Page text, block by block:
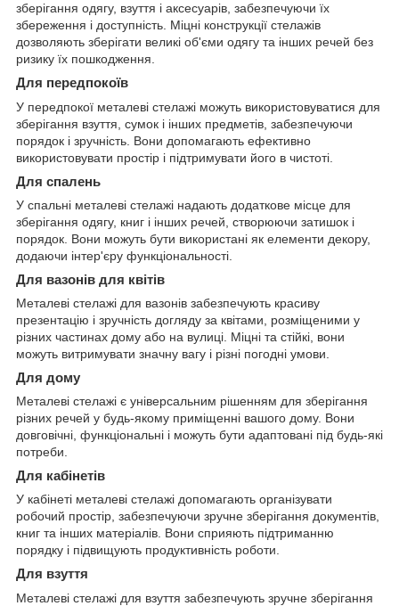
зберігання одягу, взуття і аксесуарів, забезпечуючи їх
збереження і доступність. Міцні конструкції стелажів
дозволяють зберігати великі об'єми одягу та інших речей без
ризику їх пошкодження.
Для передпокоїв
У передпокої металеві стелажі можуть використовуватися для
зберігання взуття, сумок і інших предметів, забезпечуючи
порядок і зручність. Вони допомагають ефективно
використовувати простір і підтримувати його в чистоті.
Для спалень
У спальні металеві стелажі надають додаткове місце для
зберігання одягу, книг і інших речей, створюючи затишок і
порядок. Вони можуть бути використані як елементи декору,
додаючи інтер'єру функціональності.
Для вазонів для квітів
Металеві стелажі для вазонів забезпечують красиву
презентацію і зручність догляду за квітами, розміщеними у
різних частинах дому або на вулиці. Міцні та стійкі, вони
можуть витримувати значну вагу і різні погодні умови.
Для дому
Металеві стелажі є універсальним рішенням для зберігання
різних речей у будь-якому приміщенні вашого дому. Вони
довговічні, функціональні і можуть бути адаптовані під будь-які
потреби.
Для кабінетів
У кабінеті металеві стелажі допомагають організувати
робочий простір, забезпечуючи зручне зберігання документів,
книг та інших матеріалів. Вони сприяють підтриманню
порядку і підвищують продуктивність роботи.
Для взуття
Металеві стелажі для взуття забезпечують зручне зберігання